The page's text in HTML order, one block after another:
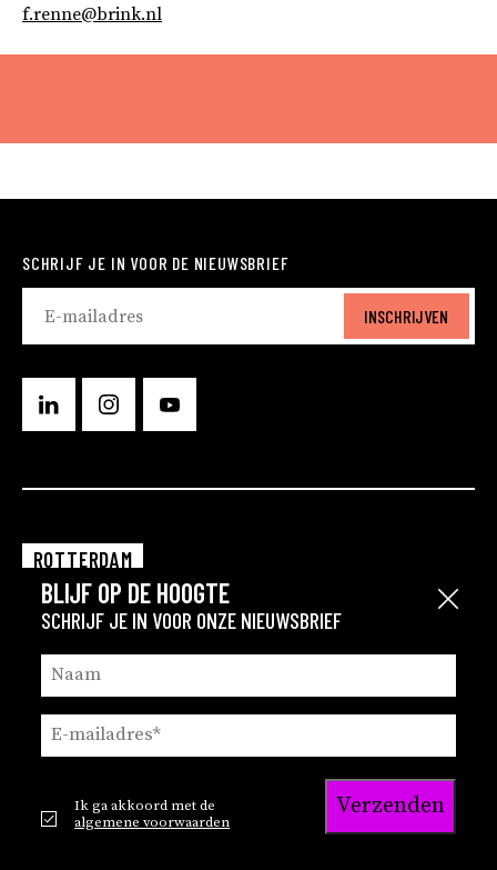
Sluit
BLIJF OP DE HOOGTE
SCHRIJF JE IN VOOR ONZE NIEUWSBRIEF
Ik ga akkoord met de
algemene voorwaarden
Verzenden
f.renne@brink.nl
SCHRIJF JE IN VOOR DE NIEUWSBRIEF
INSCHRIJVEN
ROTTERDAM
EINDHOVEN
GRONINGEN
© 2026
Brink
Privacy en cookie statement
Privacy statement recruitment
Disclaimer